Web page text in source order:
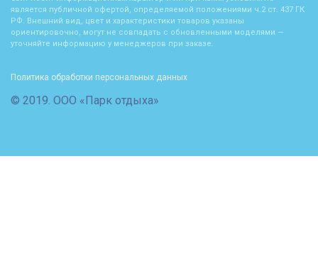
является публичной офертой, определяемой положениями ч.2 ст. 437 ГК
РФ. Внешний вид, цвет и характеристики товаров указаны
ориентировочно, могут не совпадать с обновленными моделями —
уточняйте информацию у менеджеров при заказе.
Политика обработки персональных данных
© 2019. ООО «Парк отдыха»